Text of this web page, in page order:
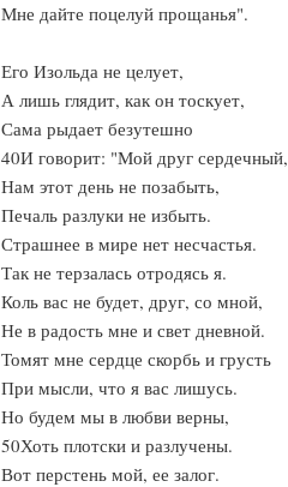
Мне дайте поцелуй прощанья".
Его Изольда не целует,
А лишь глядит, как он тоскует,
Сама рыдает безутешно
40И говорит: "Мой друг сердечный,
Нам этот день не позабыть,
Печаль разлуки не избыть.
Страшнее в мире нет несчастья.
Так не терзалась отродясь я.
Коль вас не будет, друг, со мной,
Не в радость мне и свет дневной.
Томят мне сердце скорбь и грусть
При мысли, что я вас лишусь.
Но будем мы в любви верны,
50Хоть плотски и разлучены.
Вот перстень мой, ее залог.